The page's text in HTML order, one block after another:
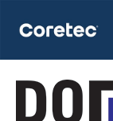
TIPY
Zprávy